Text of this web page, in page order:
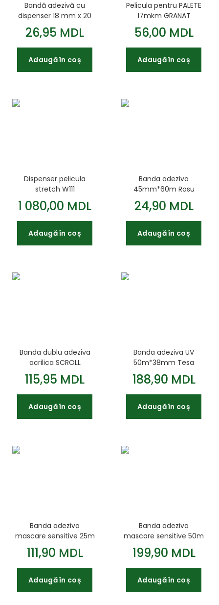
Bandă adezivă cu
dispenser 18 mm x 20
m transparentă
26,95 MDL
Adaugă în coș
Pelicula pentru PALETE
17mkm GRANAT
(100MM*20M)
56,00 MDL
Adaugă în coș
Dispenser pelicula
stretch W111
1 080,00 MDL
Adaugă în coș
Banda adeziva
45mm*60m Rosu
24,90 MDL
Adaugă în coș
Banda dublu adeziva
acrilica SCROLL
24mm*5m
115,95 MDL
Adaugă în coș
Banda adeziva UV
50m*38mm Tesa
188,90 MDL
Adaugă în coș
Banda adeziva
mascare sensitive 25m
30mm Tesa
111,90 MDL
Adaugă în coș
Banda adeziva
mascare sensitive 50m
30mm Tesa
199,90 MDL
Adaugă în coș